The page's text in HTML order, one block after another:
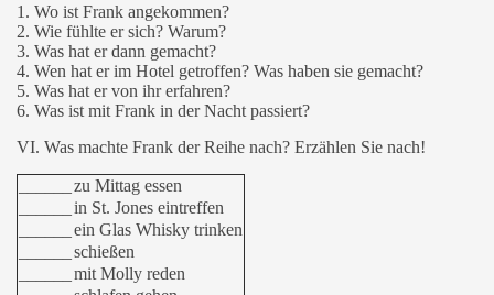
1. Wo ist Frank angekommen?
2. Wie fühlte er sich? Warum?
3. Was hat er dann gemacht?
4. Wen hat er im Hotel getroffen? Was haben sie gemacht?
5. Was hat er von ihr erfahren?
6. Was ist mit Frank in der Nacht passiert?
VI. Was machte Frank der Reihe nach? Erzählen Sie nach!
zu Mittag essen
in St. Jones eintreffen
ein Glas Whisky trinken
schießen
mit Molly reden